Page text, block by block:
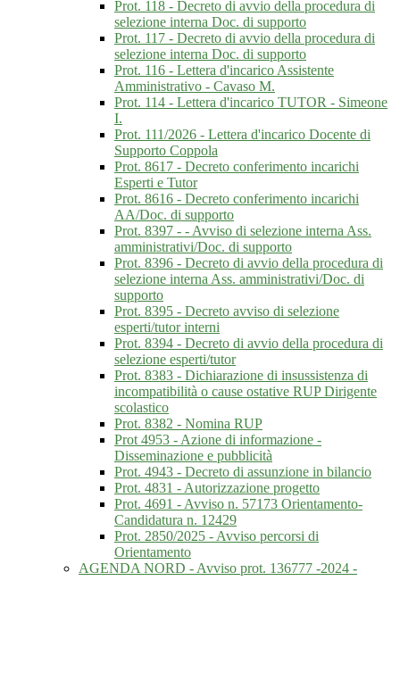
Prot. 118 - Decreto di avvio della procedura di
selezione interna Doc. di supporto
Prot. 117 - Decreto di avvio della procedura di
selezione interna Doc. di supporto
Prot. 116 - Lettera d'incarico Assistente
Amministrativo - Cavaso M.
Prot. 114 - Lettera d'incarico TUTOR - Simeone
I.
Prot. 111/2026 - Lettera d'incarico Docente di
Supporto Coppola
Prot. 8617 - Decreto conferimento incarichi
Esperti e Tutor
Prot. 8616 - Decreto conferimento incarichi
AA/Doc. di supporto
Prot. 8397 - - Avviso di selezione interna Ass.
amministrativi/Doc. di supporto
Prot. 8396 - Decreto di avvio della procedura di
selezione interna Ass. amministrativi/Doc. di
supporto
Prot. 8395 - Decreto avviso di selezione
esperti/tutor interni
Prot. 8394 - Decreto di avvio della procedura di
selezione esperti/tutor
Prot. 8383 - Dichiarazione di insussistenza di
incompatibilità o cause ostative RUP Dirigente
scolastico
Prot. 8382 - Nomina RUP
Prot 4953 - Azione di informazione -
Disseminazione e pubblicità
Prot. 4943 - Decreto di assunzione in bilancio
Prot. 4831 - Autorizzazione progetto
Prot. 4691 - Avviso n. 57173 Orientamento-
Candidatura n. 12429
Prot. 2850/2025 - Avviso percorsi di
Orientamento
AGENDA NORD - Avviso prot. 136777 -2024 -